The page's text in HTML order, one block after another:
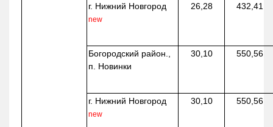
г. Нижний Новгород
new
26,28 432,41
Богородский район.,
п. Новинки
30,10 550,56
г. Нижний Новгород
new
30,10 550,56